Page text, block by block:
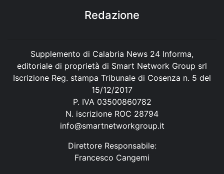
Redazione
Supplemento di Calabria News 24 Informa,
editoriale di proprietà di Smart Network Group srl
Iscrizione Reg. stampa Tribunale di Cosenza n. 5 del
15/12/2017
P. IVA 03500860782
N. iscrizione ROC 28794
info@smartnetworkgroup.it
Direttore Responsabile:
Francesco Cangemi